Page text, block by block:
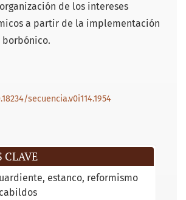
CLAVE
estanco reformismo
cabildos
de los intereses
a partir de la implementación
secuencia.v0i114.1954